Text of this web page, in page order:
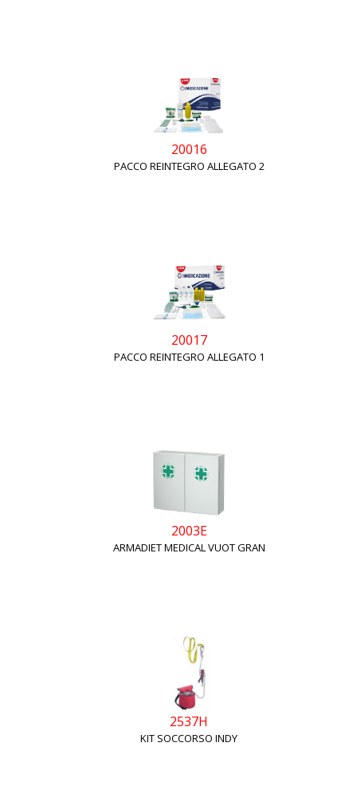
20016
PACCO REINTEGRO ALLEGATO 2
20017
PACCO REINTEGRO ALLEGATO 1
2003E
ARMADIET MEDICAL VUOT GRAN
2537H
KIT SOCCORSO INDY